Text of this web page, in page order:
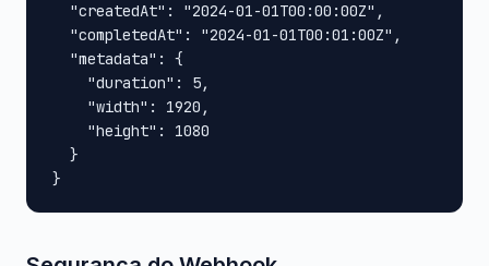
  "createdAt": "2024-01-01T00:00:00Z",
  "completedAt": "2024-01-01T00:01:00Z",
  "metadata": {
    "duration": 5,
    "width": 1920,
    "height": 1080
  }
}